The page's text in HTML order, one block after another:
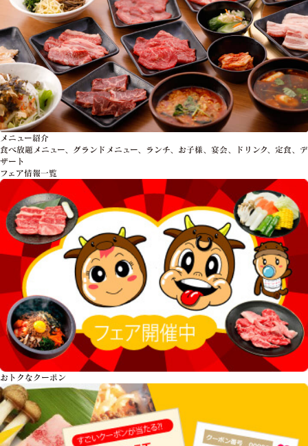
メニュー紹介
食べ放題メニュー、グランドメニュー、ランチ、お子様、宴会、ドリンク、定食、デ
ザート
フェア情報一覧
おトクな クーポン